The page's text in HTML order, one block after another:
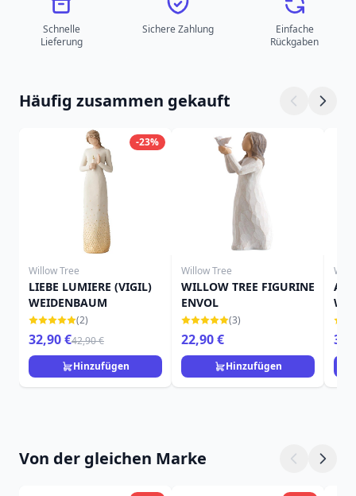
Schnelle
Lieferung
Sichere Zahlung
Einfache
Rückgaben
Häufig zusammen gekauft
-23%
Willow Tree
LIEBE LUMIERE (VIGIL)
WEIDENBAUM
(2)
32,90 €42,90 €
Hinzufügen
Willow Tree
WILLOW TREE FIGURINE
ENVOL
(3)
22,90 €
Hinzufügen
Von der gleichen Marke